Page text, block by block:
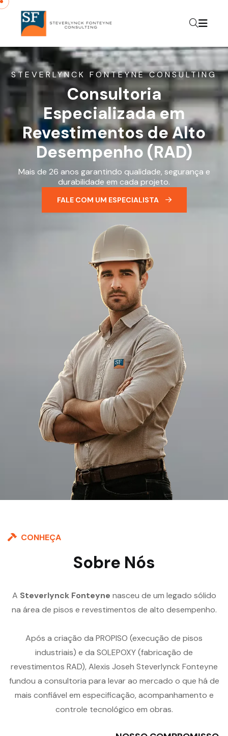
STEVERLYNCK FONTEYNE CONSULTING
Consultoria
Especializada em
Revestimentos de Alto
Desempenho (RAD)
Mais de 26 anos garantindo qualidade, segurança e
durabilidade em cada projeto.
FALE COM UM ESPECIALISTA
CONHEÇA
Sobre Nós
A Steverlynck Fonteyne nasceu de um legado sólido
na área de pisos e revestimentos de alto desempenho.
Após a criação da PROPISO (execução de pisos
industriais) e da SOLEPOXY (fabricação de
revestimentos RAD), Alexis Joseh Steverlynck Fonteyne
fundou a consultoria para levar ao mercado o que há de
mais confiável em especificação, acompanhamento e
controle tecnológico em obras.